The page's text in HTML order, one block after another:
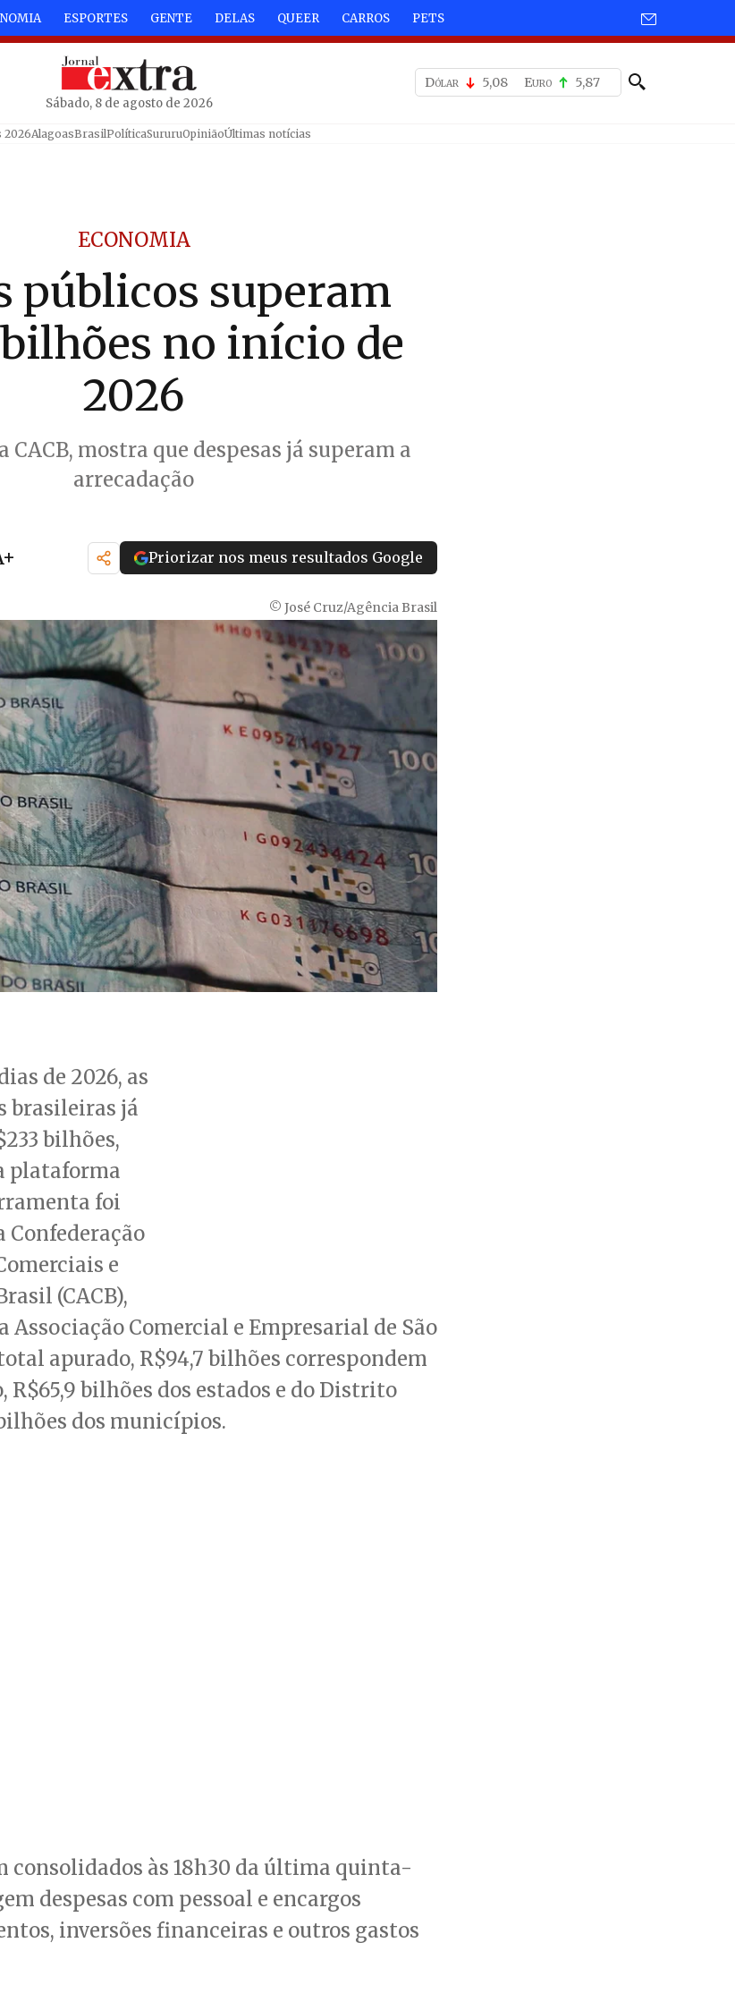
ESPORTES GENTE DELAS QUEER CARROS PETS
Sábado, 8 de agosto de 2026
Dólar 5,08 Euro 5,87
2026AlagoasBrasilPolíticaSururuOpiniãoÚltimas notícias
ECONOMIA
públicos superam
no início de
2026
CACB, mostra que despesas já superam a
arrecadação
Priorizar nos meus resultados Google
© José Cruz/Agência Brasil
de 2026, as
brasileiras já
bilhões,
plataforma
foi
Confederação
e
(CACB),
Associação Comercial e Empresarial de São
apurado, R$94,7 bilhões correspondem
R$65,9 bilhões dos estados e do Distrito
dos municípios.
consolidados às 18h30 da última quinta-
despesas com pessoal e encargos
inversões financeiras e outros gastos